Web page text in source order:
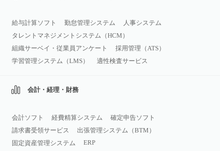
給与計算ソフト 勤怠管理システム
人事システム
タレントマネジメントシステム（HCM）
組織サーベイ・従業員アンケート
採用管理（ATS）
学習管理システム（LMS）
適性検査サービス
会計・経理・財務
会計ソフト 経費精算システム
確定申告ソフト
請求書受領サービス
出張管理システム（BTM）
固定資産管理システム
ERP